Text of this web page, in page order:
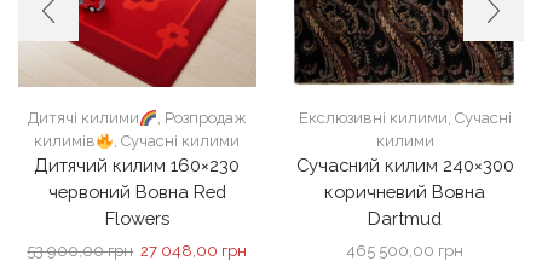
Дитячі килими , Розпродаж
килимів
,Сучасні килими
Дитячий килим 160×230
червоний Вовна Red
Flowers
53 900,00грн Оригінальна
27 048,00 грн
Екслюзивні килими, Сучасні
килими
Сучасний килим 240×300
коричневий Вовна
Dartmud
465 500,00 грн